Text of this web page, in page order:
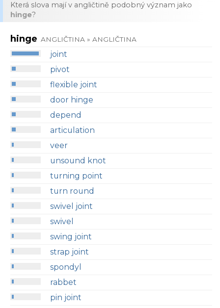
Která slova mají v angličtině podobný význam jako
hinge?
hinge ANGLIČTINA » ANGLIČTINA
joint
pivot
flexible joint
door hinge
depend
articulation
veer
unsound knot
turning point
turn round
swivel joint
swivel
swing joint
strap joint
spondyl
rabbet
pin joint